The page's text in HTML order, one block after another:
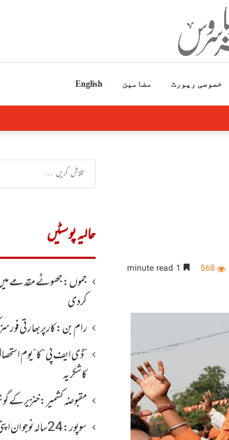
خصوصی رپورٹ مضامین English
568
حالیہ پوسٹیں
جموں :جھوٹے مقدمے
کردی
رام بن : کار پربھارتی
”ڈی ایف پی “ کا ” یوم
کا شکریہ
مقبوضہ کشمیر: خنزیر کے
سوپور : 24سالہ نوجوان اپنی رہائش گاہ پر مردہ پایا گیا